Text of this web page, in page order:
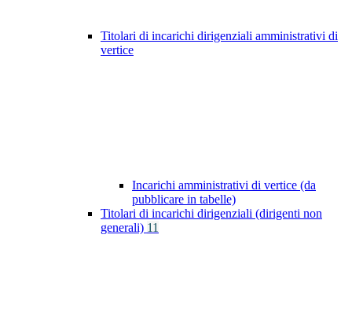
Titolari di incarichi dirigenziali amministrativi di
vertice
Incarichi amministrativi di vertice (da
pubblicare in tabelle)
Titolari di incarichi dirigenziali (dirigenti non
generali) 11